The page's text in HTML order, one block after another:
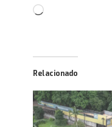
Carregando...
Relacionado